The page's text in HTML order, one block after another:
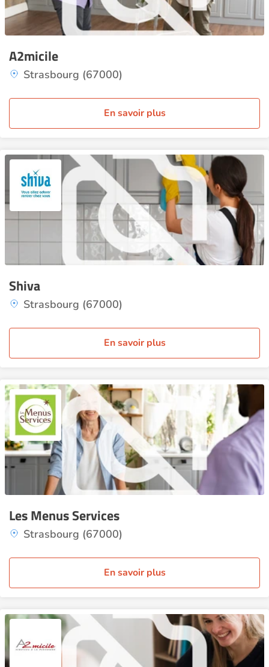
A2micile
Strasbourg (67000)
En savoir plus
Shiva
Strasbourg (67000)
En savoir plus
Les Menus Services
Strasbourg (67000)
En savoir plus